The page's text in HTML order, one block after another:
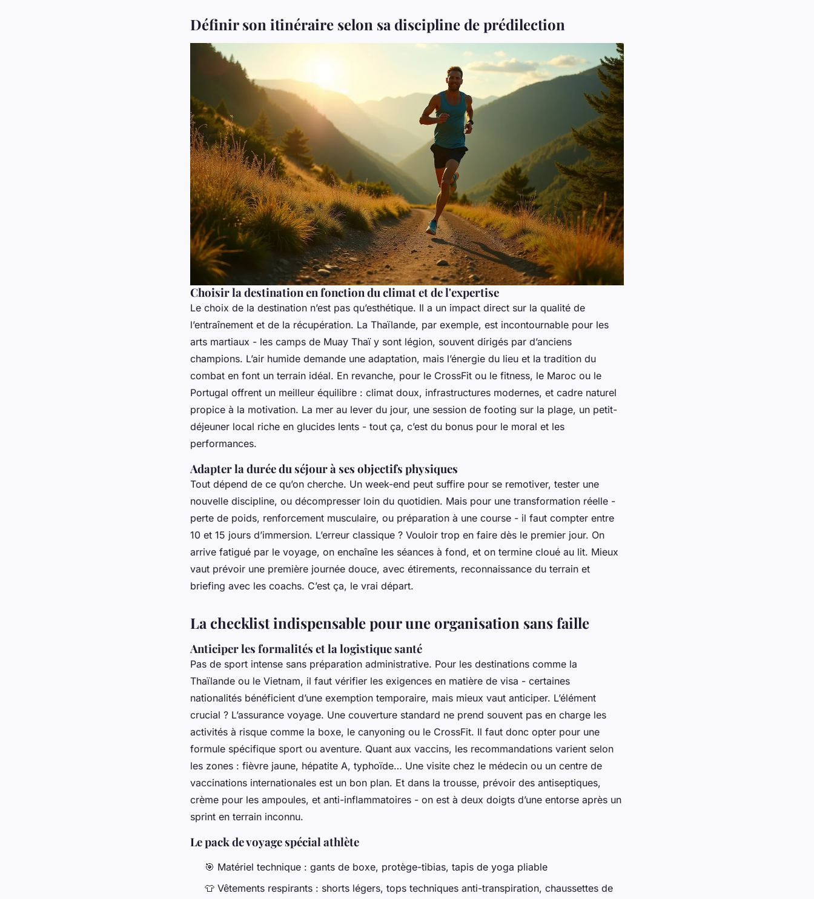
Définir son itinéraire selon sa discipline de prédilection
Choisir la destination en fonction du climat et de l'expertise
Le choix de la destination n’est pas qu’esthétique. Il a un impact direct sur la qualité de
l’entraînement et de la récupération. La Thaïlande, par exemple, est incontournable pour les
arts martiaux - les camps de Muay Thaï y sont légion, souvent dirigés par d’anciens
champions. L’air humide demande une adaptation, mais l’énergie du lieu et la tradition du
combat en font un terrain idéal. En revanche, pour le CrossFit ou le fitness, le Maroc ou le
Portugal offrent un meilleur équilibre : climat doux, infrastructures modernes, et cadre naturel
propice à la motivation. La mer au lever du jour, une session de footing sur la plage, un petit-
déjeuner local riche en glucides lents - tout ça, c’est du bonus pour le moral et les
performances.
Adapter la durée du séjour à ses objectifs physiques
Tout dépend de ce qu’on cherche. Un week-end peut suffire pour se remotiver, tester une
nouvelle discipline, ou décompresser loin du quotidien. Mais pour une transformation réelle -
perte de poids, renforcement musculaire, ou préparation à une course - il faut compter entre
10 et 15 jours d’immersion. L’erreur classique ? Vouloir trop en faire dès le premier jour. On
arrive fatigué par le voyage, on enchaîne les séances à fond, et on termine cloué au lit. Mieux
vaut prévoir une première journée douce, avec étirements, reconnaissance du terrain et
briefing avec les coachs. C’est ça, le vrai départ.
La checklist indispensable pour une organisation sans faille
Anticiper les formalités et la logistique santé
Pas de sport intense sans préparation administrative. Pour les destinations comme la
Thaïlande ou le Vietnam, il faut vérifier les exigences en matière de visa - certaines
nationalités bénéficient d’une exemption temporaire, mais mieux vaut anticiper. L’élément
crucial ? L’assurance voyage. Une couverture standard ne prend souvent pas en charge les
activités à risque comme la boxe, le canyoning ou le CrossFit. Il faut donc opter pour une
formule spécifique sport ou aventure. Quant aux vaccins, les recommandations varient selon
les zones : fièvre jaune, hépatite A, typhoïde… Une visite chez le médecin ou un centre de
vaccinations internationales est un bon plan. Et dans la trousse, prévoir des antiseptiques,
crème pour les ampoules, et anti-inflammatoires - on est à deux doigts d’une entorse après un
sprint en terrain inconnu.
Le pack de voyage spécial athlète
🎯 Matériel technique : gants de boxe, protège-tibias, tapis de yoga pliable
👕 Vêtements respirants : shorts légers, tops techniques anti-transpiration, chaussettes de